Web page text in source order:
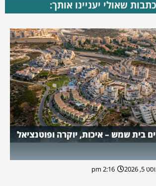
שאולי יעניינו אותך:
בית שמש – איכות, יוקרה ופוטנציאל
5, 2026
2:16 pm